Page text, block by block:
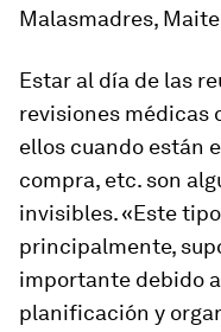
Malasmadres,
Estar al día de las
revisiones médicas
ellos cuando están
compra, etc. son
invisibles. «Este
principalmente,
importante debido
planificación y